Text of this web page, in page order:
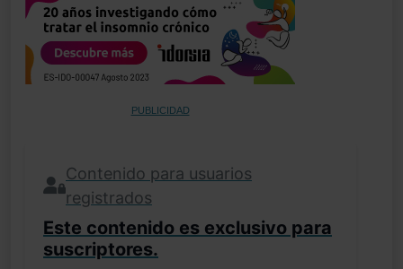
PUBLICIDAD
Contenido para usuarios
registrados
Este contenido es exclusivo para
suscriptores.